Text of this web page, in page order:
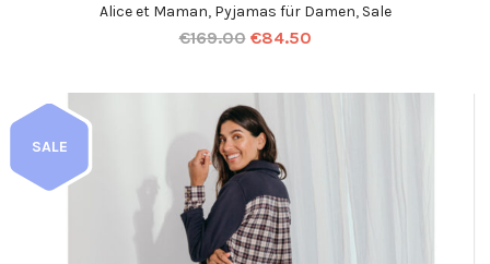
Alice et Maman, Pyjamas für Damen, Sale
€169.00 €84.50
SALE